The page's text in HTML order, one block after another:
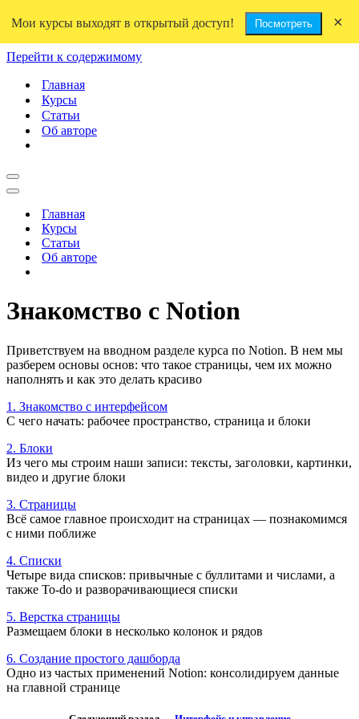
Перейти к содержимому
Главная
Курсы
Статьи
Об авторе
Меню
навигации
Меню
навигацииГлавная
Курсы
Статьи
Об авторе
Знакомство с Notion
Приветствуем на вводном разделе курса по Notion. В нем мы
разберем основы основ: что такое страницы, чем их можно
наполнять и как это делать красиво
1. Знакомство с интерфейсом
С чего начать: рабочее пространство, страница и блоки
2. Блоки
Из чего мы строим наши записи: тексты, заголовки, картинки,
видео и другие блоки
3. Страницы
Всё самое главное происходит на страницах — познакомимся
с ними поближе
4. Списки
Четыре вида списков: привычные с буллитами и числами, а
также To-do и разворачивающиеся списки
5. Верстка страницы
Размещаем блоки в несколько колонок и рядов
6. Создание простого дашборда
Одно из частых применений Notion: консолидируем данные
на главной странице
Мои курсы выходят в открытый доступ! Посмотреть ×